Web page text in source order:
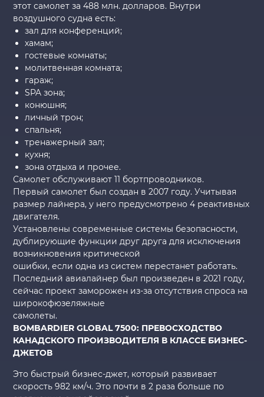
этот самолет за 488 млн. долларов. Внутри
воздушного судна есть:
зал для конференций;
хамам;
гостевые комнаты;
молитвенная комната;
гараж;
SPA зона;
конюшня;
личный трон;
спальня;
тренажерный зал;
кухня;
зона отдыха и прочее.
Самолет обслуживают 11 бортпроводников.
Первый самолет был создан в 2007 году. Учитывая
размер лайнера, у него предусмотрено 4 реактивных
двигателя.
Установлены современные системы безопасности,
дублирующие функции друг друга для исключения
возникновения критической
ошибки, если одна из систем перестанет работать.
Последний авиалайнер был произведен в 2021 году,
сейчас проект заморожен из-за отсутствия спроса на
широкофюзеляжные
самолеты.
BOMBARDIER GLOBAL 7500: ПРЕВОСХОДСТВО
КАНАДСКОГО ПРОИЗВОДИТЕЛЯ В КЛАССЕ БИЗНЕС-
ДЖЕТОВ
Это быстрый бизнес-джет, который развивает
скорость 982 км/ч. Это почти в 2 раза больше по